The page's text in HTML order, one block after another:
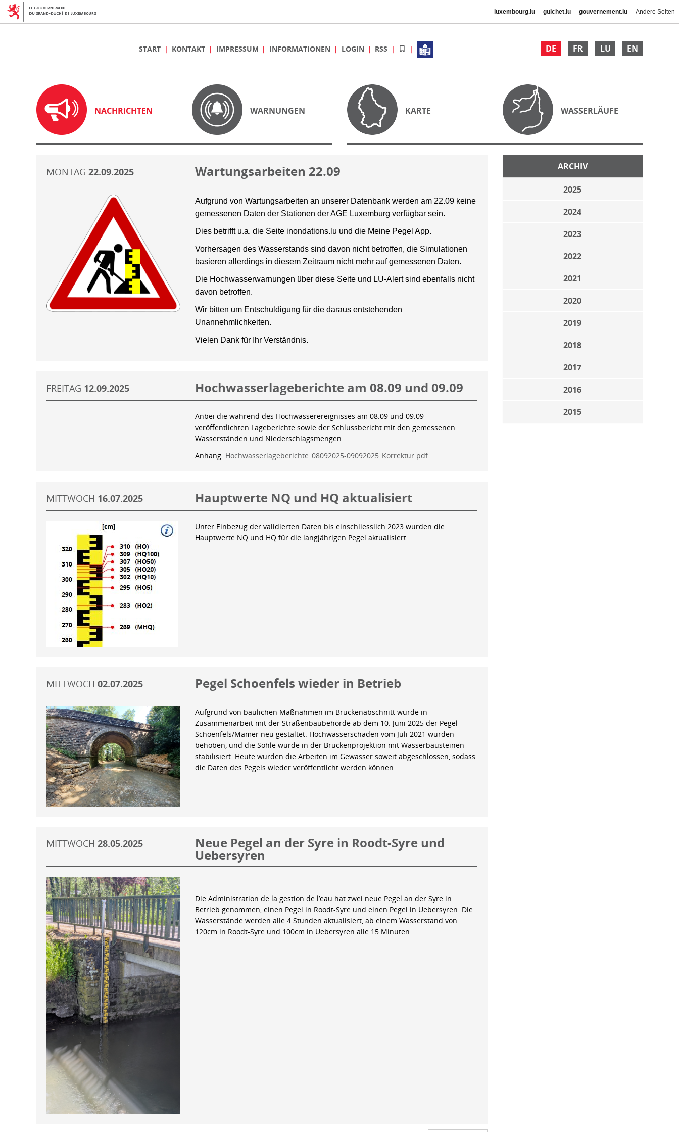
luxembourg.lu guichet.lu gouvernement.lu Andere Seiten
DE FR LU EN
START KONTAKT IMPRESSUM INFORMATIONEN LOGIN RSS
NACHRICHTEN WARNUNGEN KARTE WASSERLÄUFE
ARCHIV
2025
2024
2023
2022
2021
2020
2019
2018
2017
2016
2015
MONTAG 22.09.2025 Wartungsarbeiten 22.09
Aufgrund von Wartungsarbeiten an unserer Datenbank werden am 22.09 keine
gemessenen Daten der Stationen der AGE Luxemburg verfügbar sein.
Dies betrifft u.a. die Seite inondations.lu und die Meine Pegel App.
Vorhersagen des Wasserstands sind davon nicht betroffen, die Simulationen
basieren allerdings in diesem Zeitraum nicht mehr auf gemessenen Daten.
Die Hochwasserwarnungen über diese Seite und LU-Alert sind ebenfalls nicht
davon betroffen.
Wir bitten um Entschuldigung für die daraus entstehenden
Unannehmlichkeiten.
Vielen Dank für Ihr Verständnis.
FREITAG 12.09.2025 Hochwasserlageberichte am 08.09 und 09.09
Anbei die während des Hochwasserereignisses am 08.09 und 09.09
veröffentlichten Lageberichte sowie der Schlussbericht mit den gemessenen
Wasserständen und Niederschlagsmengen.
Anhang: Hochwasserlageberichte_08092025-09092025_Korrektur.pdf
MITTWOCH 16.07.2025 Hauptwerte NQ und HQ aktualisiert
Unter Einbezug der validierten Daten bis einschliesslich 2023 wurden die
Hauptwerte NQ und HQ für die langjährigen Pegel aktualisiert.
MITTWOCH 02.07.2025 Pegel Schoenfels wieder in Betrieb
Aufgrund von baulichen Maßnahmen im Brückenabschnitt wurde in
Zusammenarbeit mit der Straßenbaubehörde ab dem 10. Juni 2025 der Pegel
Schoenfels/Mamer neu gestaltet. Hochwasserschäden vom Juli 2021 wurden
behoben, und die Sohle wurde in der Brückenprojektion mit Wasserbausteinen
stabilisiert. Heute wurden die Arbeiten im Gewässer soweit abgeschlossen, sodass
die Daten des Pegels wieder veröffentlicht werden können.
MITTWOCH 28.05.2025 Neue Pegel an der Syre in Roodt-Syre und
Uebersyren
Die Administration de la gestion de l’eau hat zwei neue Pegel an der Syre in
Betrieb genommen, einen Pegel in Roodt-Syre und einen Pegel in Uebersyren. Die
Wasserstände werden alle 4 Stunden aktualisiert, ab einem Wasserstand von
120cm in Roodt-Syre und 100cm in Uebersyren alle 15 Minuten.